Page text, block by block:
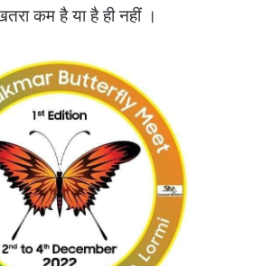
कम है या है ही नहीं ।